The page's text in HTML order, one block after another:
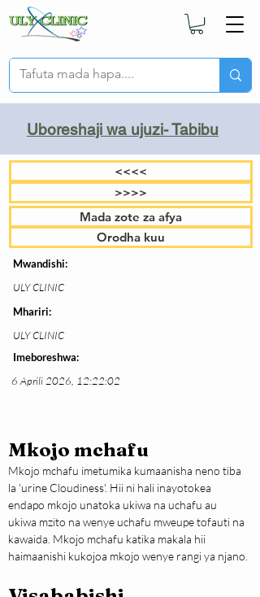
Uboreshaji wa ujuzi- Tabibu
<<<<
>>>>
Mada zote za afya
Orodha kuu
Mwandishi:
ULY CLINIC
Mhariri:
ULY CLINIC
Imeboreshwa:
6 Aprili 2026, 12:22:02
Mkojo mchafu
Mkojo mchafu imetumika kumaanisha neno tiba
la 'urine Cloudiness'. Hii ni hali inayotokea
endapo mkojo unatoka ukiwa na uchafu au
ukiwa mzito na wenye uchafu mweupe tofauti na
kawaida. Mkojo mchafu katika makala hii
haimaanishi kukojoa mkojo wenye rangi ya njano.